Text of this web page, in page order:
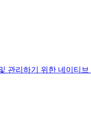
관리하기 위한 네이티브